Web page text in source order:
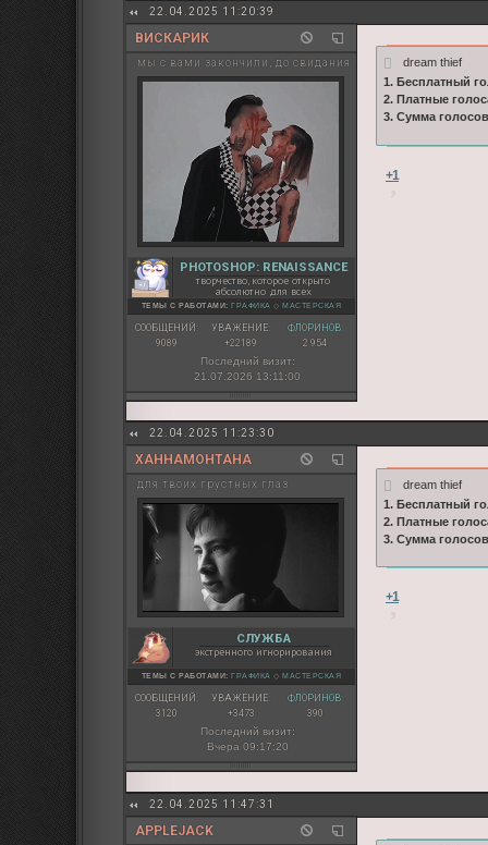
22.04.2025 11:20:39
ВИСКАРИК
мы с вами закончили, до свидания
PHOTOSHOP: RENAISSANCE
творчество, которое открыто
абсолютно для всех
ТЕМЫ С РАБОТАМИ:ГРАФИКА ◇МАСТЕРСКАЯ
СООБЩЕНИЙ:
9089
УВАЖЕНИЕ:
+22189
ФЛОРИНОВ:
2 954
Последний визит:
21.07.2026 13:11:00
dream thief
1. Бесплатный
2. Платные
3. Сумма
+1
22.04.2025 11:23:30
ХАННАМОНТАНА
для твоих грустных глаз
СЛУЖБА
экстренного игнорирования
ТЕМЫ С РАБОТАМИ: ГРАФИКА ◇ МАСТЕРСКАЯ
СООБЩЕНИЙ:
3120
УВАЖЕНИЕ:
+3473
ФЛОРИНОВ:
390
Последний визит:
Вчера 09:17:20
dream thief
1. Бесплатный
2. Платные
3. Сумма
+1
22.04.2025 11:47:31
APPLEJACK